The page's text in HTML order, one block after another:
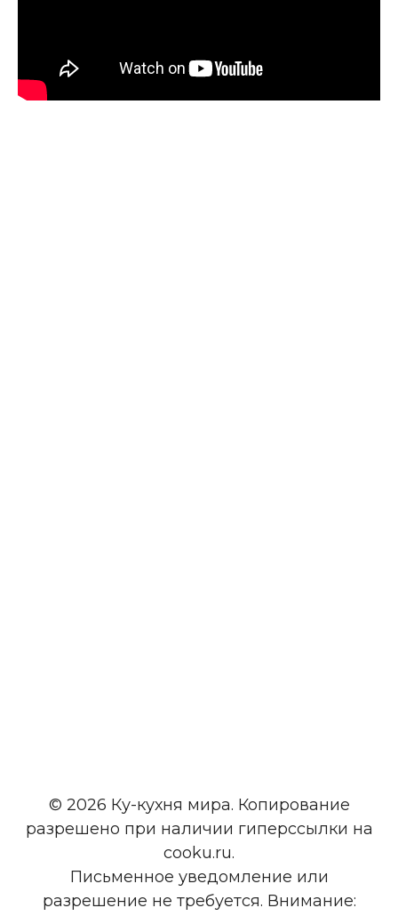
© 2026 Ку-кухня мира. Копирование
разрешено при наличии гиперссылки на
cooku.ru.
Письменное уведомление или
разрешение не требуется. Внимание: